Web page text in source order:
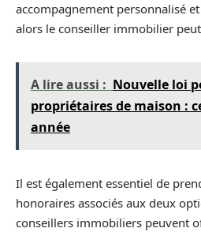
accompagnement personnalisé
alors le conseiller immobilier
A lire aussi : Nouvelle loi
propriétaires de maison :
année
Il est également essentiel de
honoraires associés aux deux
conseillers immobiliers peuvent